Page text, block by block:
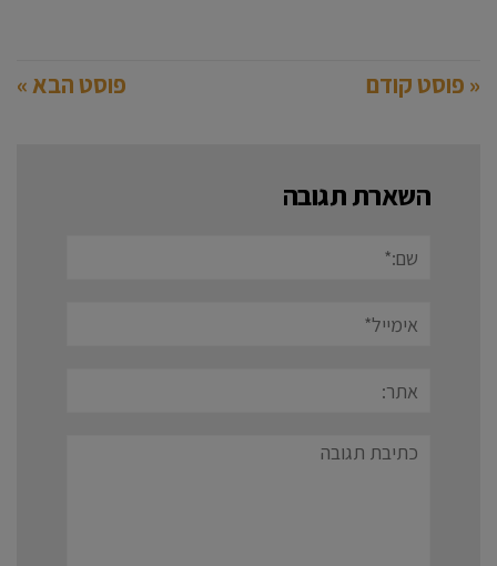
« פוסט קודם פוסט הבא »
השארת תגובה
תגובה